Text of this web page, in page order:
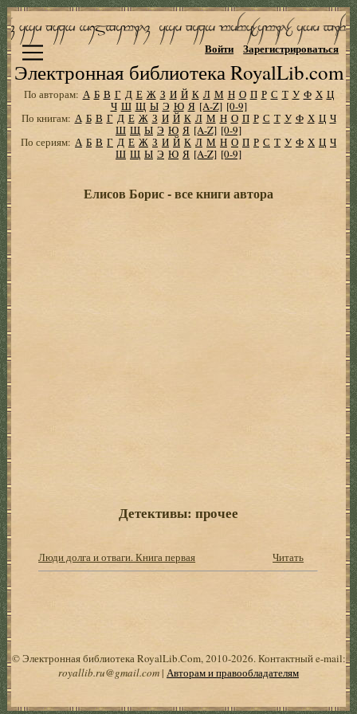
Электронная библиотека RoyalLib.com
Войти Зарегистрироваться
По авторам: А Б В Г Д Е Ж З И Й К Л М Н О П Р С Т У Ф Х Ц
Ч Ш Щ Ы Э Ю Я [A-Z] [0-9]
По книгам: А Б В Г Д Е Ж З И Й К Л М Н О П Р С Т У Ф Х Ц Ч
Ш Щ Ы Э Ю Я [A-Z] [0-9]
По сериям: А Б В Г Д Е Ж З И Й К Л М Н О П Р С Т У Ф Х Ц Ч
Ш Щ Ы Э Ю Я [A-Z] [0-9]
Елисов Борис - все книги автора
Детективы: прочее
Люди долга и отваги. Книга первая Читать
© Электронная библиотека RoyalLib.Com, 2010-2026. Контактный e-mail:
royallib.ru@gmail.com| Авторам и правообладателям